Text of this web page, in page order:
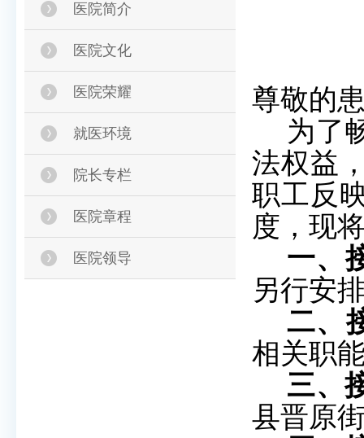
医院简介
医院文化
医院荣耀
就医环境
院长专栏
医院章程
医院领导
尊敬的
为了
法权益
职工反
度，现
一、
另行安
二、
相关职
三、
县晋原